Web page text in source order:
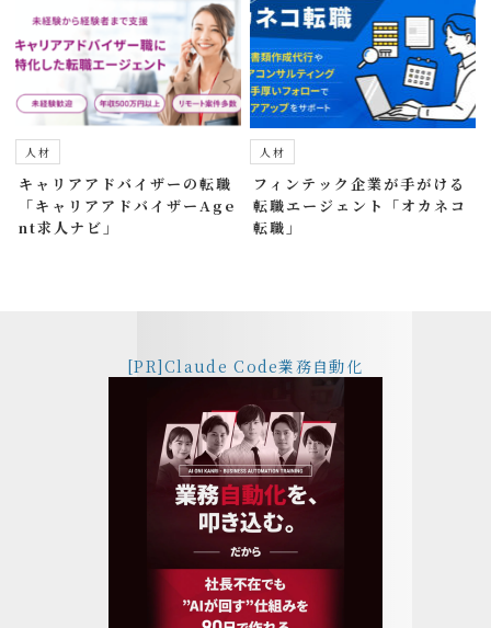
人材
キャリアアドバイザーの転職
「キャリアアドバイザーAge
nt求人ナビ」
人材
フィンテック企業が手がける
転職エージェント「オカネコ
転職」
[PR]Claude Code業務自動化